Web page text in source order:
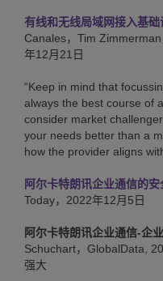
有线和无线局域网接入基
Canales，Tim
年12月21日
“Keep in mind that
always the best course of
consider market
your needs better than a
how the provider aligns
阿尔卡特朗讯企业通信的安
Today，2022年12月5日
阿尔卡特朗讯企业通信-企
Schuchart，GlobalData,
强大